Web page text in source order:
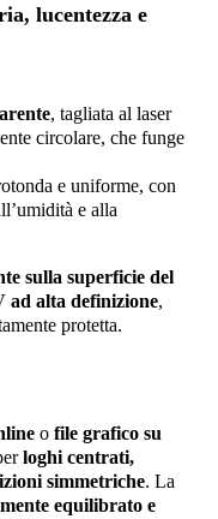
lucentezza e
, tagliata al laser
circolare, che funge
e uniforme, con
e alla
sulla superficie del
ad alta definizione,
protetta.
o file grafico su
loghi centrati,
simmetriche. La
equilibrato e